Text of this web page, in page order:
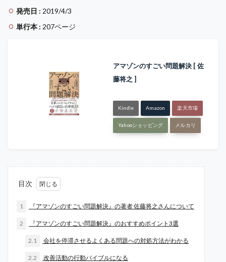
発売日 : 2019/4/3
単行本 : 207ページ
アマゾンのすごい問題解決 [ 佐
藤将之 ]
Kindle Amazon 楽天市場
Yahooショッピング メルカリ
目次
1 『アマゾンのすごい問題解決』の著者 佐藤将之さんについて
2 『アマゾンのすごい問題解決』のおすすめポイント3選
2.1 会社を停滞させるよくある問題への対処方法がわかる
2.2 改善活動の行動バイブルになる